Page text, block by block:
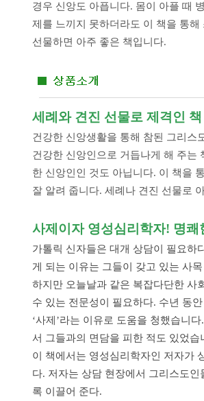
경우 신앙도 아픕니다. 몸이 아플 때
제를 느끼지 못하더라도 이 책을 통
선물하면 아주 좋은 책입니다.
세례와 견진 선물로 제격인 책
건강한 신앙생활을 통해 참된 그리스
건강한 신앙인으로 거듭나게 해 주는
한 신앙인인 것도 아닙니다. 이 책을 통
잘 알려 줍니다. 세례나 견진 선물로
사제이자 영성심리학자! 명쾌
가톨릭 신자들은 대개 상담이 필요하
게 되는 이유는 그들이 갖고 있는 사
하지만 오늘날과 같은 복잡다단한 사
수 있는 전문성이 필요하다. 수년 동
‘사제’라는 이유로 도움을 청했습니
서 그들과의 면담을 피한 적도 있었습
이 책에서는 영성심리학자인 저자가
다. 저자는 상담 현장에서 그리스도
록 이끌어 준다.